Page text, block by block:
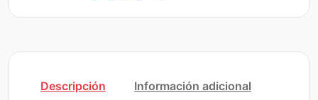
Descripción Información adicional